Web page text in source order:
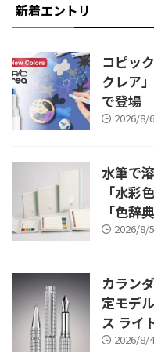
新着エントリ
コピッ
クレア
で登場
2026/8/6
水筆で
「水彩
「色辞
2026/8/5
カラン
定モデ
ス ライ
2026/8/4